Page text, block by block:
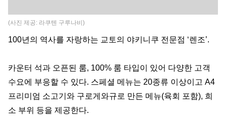
(사진 제공: 라쿠텐 구루나비)
100년의 역사를 자랑하는 교토의 야키니쿠 전문점 ‘렌조’.
카운터 석과 오픈된 룸, 100% 룸 타입이 있어 다양한 고객
수요에 부응할 수 있다. 스페셜 메뉴는 20종류 이상이고 A4
프리미엄 소고기와 구로게와규로 만든 메뉴(육회 포함), 희
소 부위 등을 제공한다.